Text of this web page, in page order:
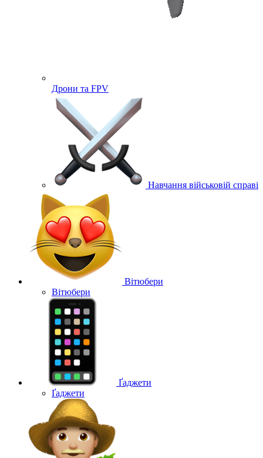
Дрони та FPV
Навчання військовій справі
Вітюбери
Вітюбери
Ґаджети
Ґаджети